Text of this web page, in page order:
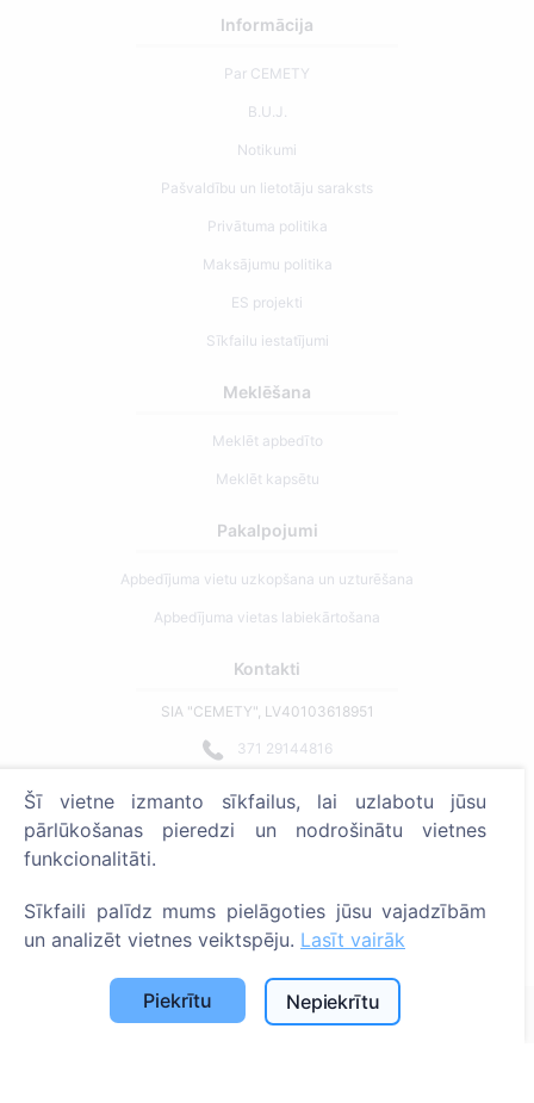
Informācija
Par CEMETY
B.U.J.
Notikumi
Pašvaldību un lietotāju saraksts
Privātuma politika
Maksājumu politika
ES projekti
Sīkfailu iestatījumi
Meklēšana
Meklēt apbedīto
Meklēt kapsētu
Pakalpojumi
Apbedījuma vietu uzkopšana un uzturēšana
Apbedījuma vietas labiekārtošana
Kontakti
SIA "CEMETY", LV40103618951
371 29144816
Strādājam visā Latvijā!
Administratoriem
© 2013 - 2026 Cemety Visas tiesības aizsargātas
Privātuma politika un noteikumi.
Šī vietne izmanto sīkfailus, lai uzlabotu jūsu
pārlūkošanas pieredzi un nodrošinātu vietnes
funkcionalitāti.
Sīkfaili palīdz mums pielāgoties jūsu vajadzībām
un analizēt vietnes veiktspēju. Lasīt vairāk
Piekrītu Nepiekrītu